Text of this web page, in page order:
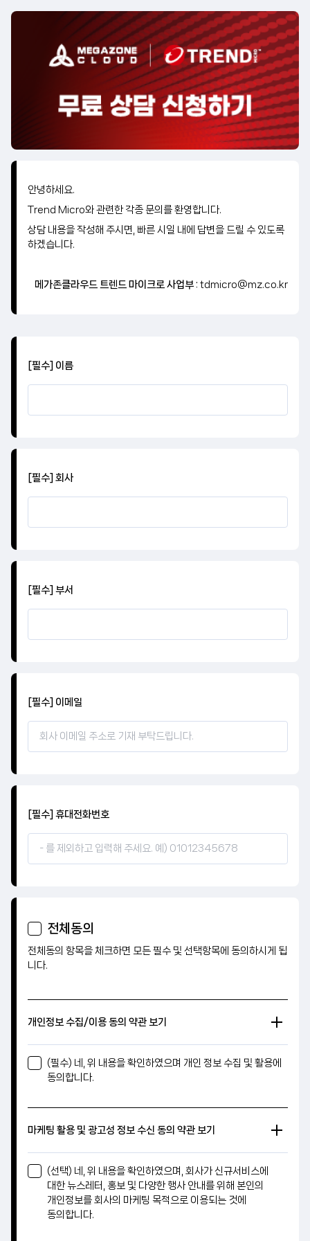
메가존클라우드 | TREND 무료
상담 신청하기
안녕하세요.
Trend Micro와 관련한 각종 문의를 환영합니다.
상담 내용을 작성해 주시면, 빠른 시일 내에 답변을 드릴 수 있도록
하겠습니다.
메가존클라우드 트렌드 마이크로 사업부 : tdmicro@mz.co.kr
[필수] 이름
[필수] 회사
[필수] 부서
[필수] 이메일
[필수] 휴대전화번호
전체동의
전체동의 항목을 체크하면 모든 필수 및 선택항목에 동의하시게 됩
니다.
개인정보 수집/이용 동의 약관 보기
(필수) 네, 위 내용을 확인하였으며 개인 정보 수집 및 활용에
동의합니다.
마케팅 활용 및 광고성 정보 수신 동의 약관 보기
(선택) 네, 위 내용을 확인하였으며, 회사가 신규서비스에
대한 뉴스레터, 홍보 및 다양한 행사 안내를 위해 본인의
개인정보를 회사의 마케팅 목적으로 이용되는 것에
동의합니다.